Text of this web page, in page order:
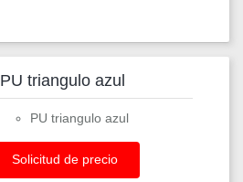
PU triangulo azul
PU triangulo azul
Solicitud de precio